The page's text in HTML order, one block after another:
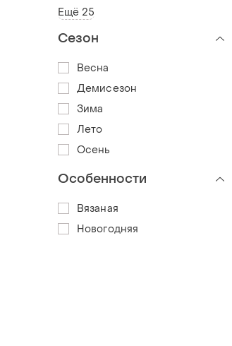
Ещё 25
Сезон
Весна
Демисезон
Зима
Лето
Осень
Особенности
Вязаная
Новогодняя